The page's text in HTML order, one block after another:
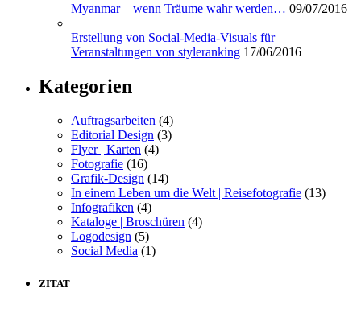
Myanmar – wenn Träume wahr werden… 09/07/2016
Erstellung von Social-Media-Visuals für
Veranstaltungen von styleranking 17/06/2016
Kategorien
Auftragsarbeiten (4)
Editorial Design (3)
Flyer | Karten (4)
Fotografie (16)
Grafik-Design (14)
In einem Leben um die Welt | Reisefotografie (13)
Infografiken (4)
Kataloge | Broschüren (4)
Logodesign (5)
Social Media (1)
ZITAT